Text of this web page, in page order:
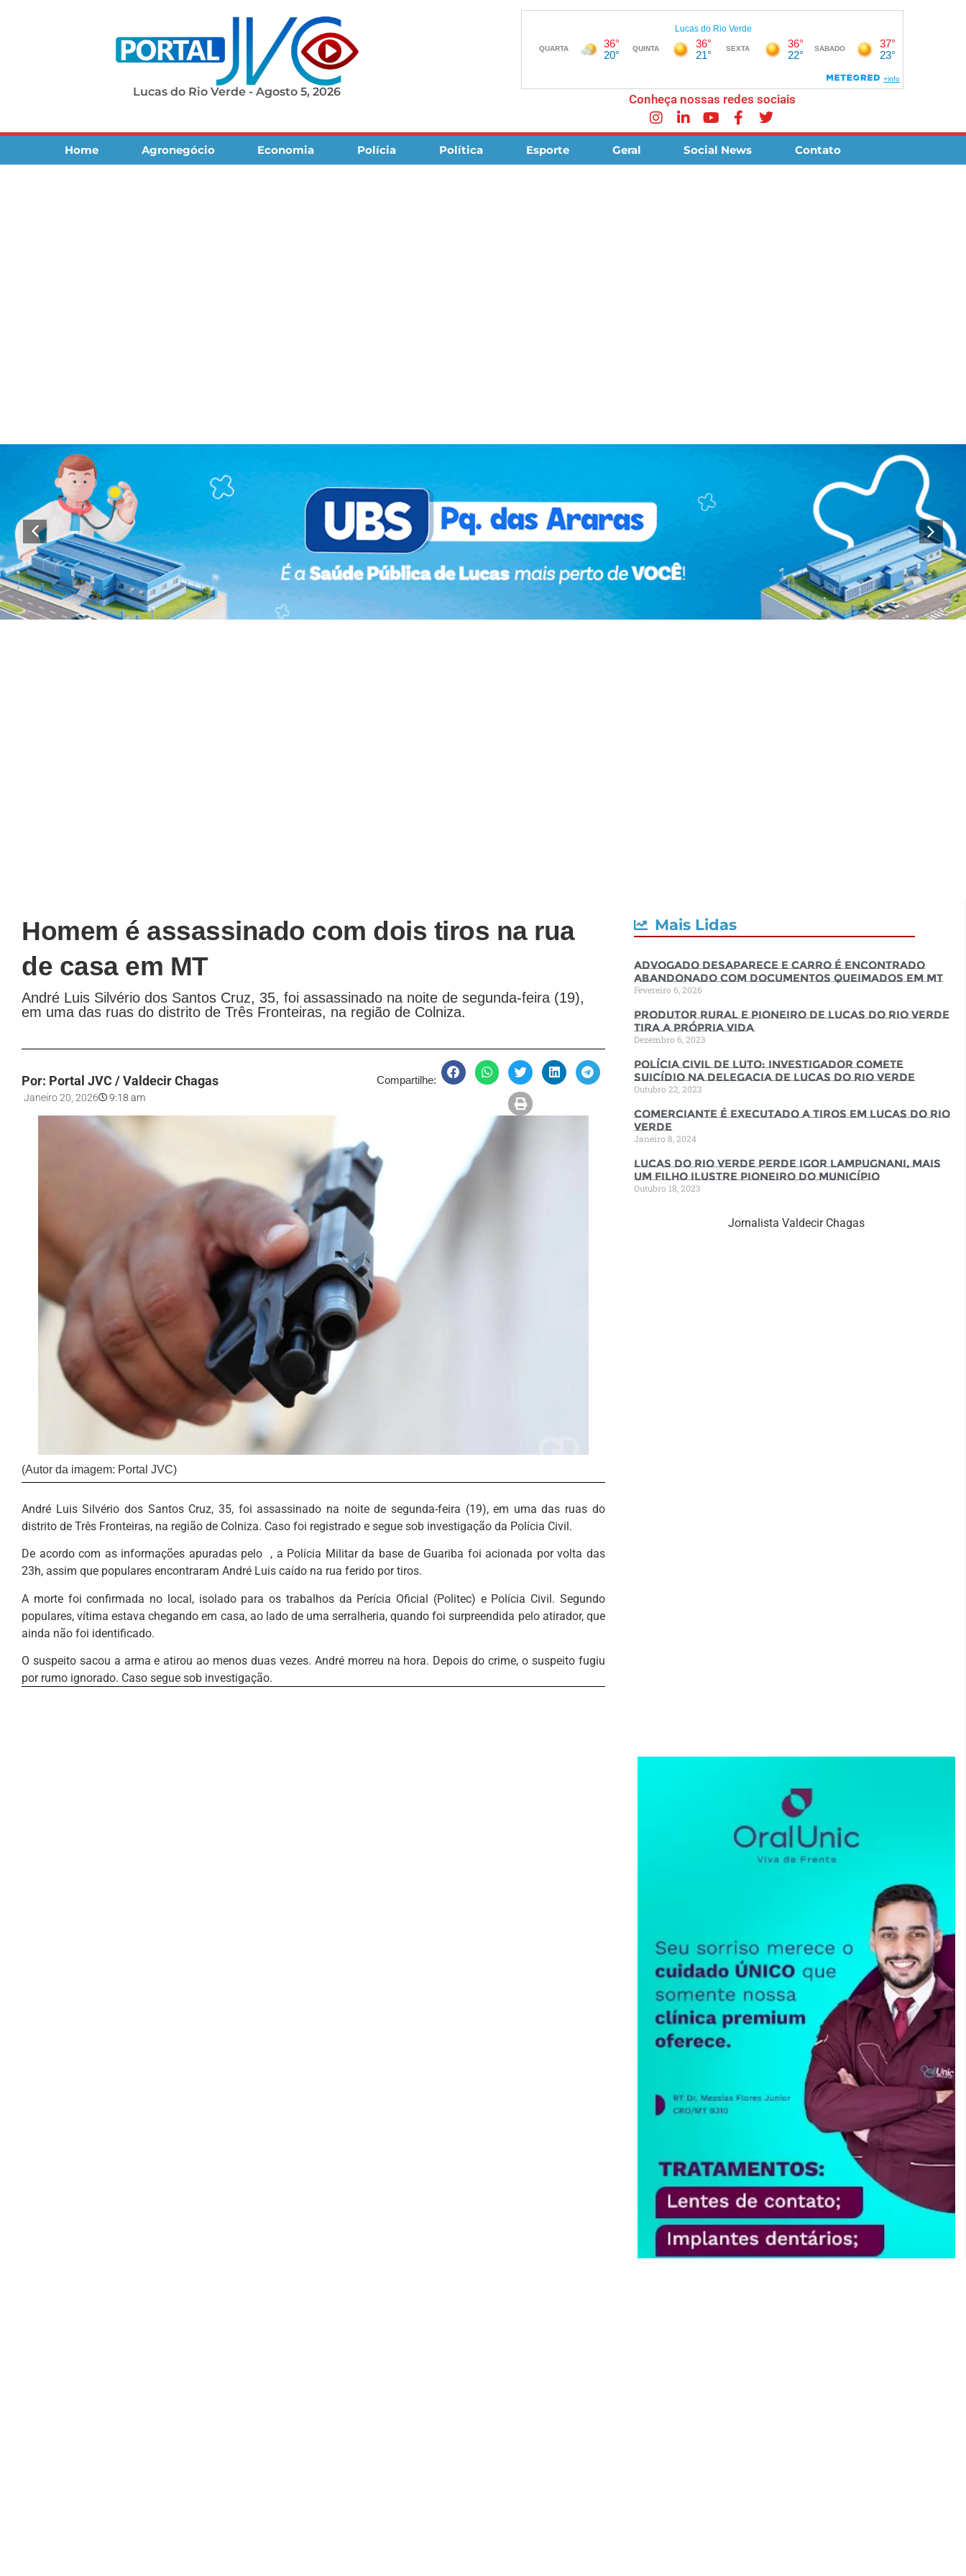
Lucas do Rio Verde - Agosto 5, 2026
Conheça nossas redes sociais
Home Agronegócio Economia Polícia Política Esporte Geral Social News Contato
Homem é assassinado com dois tiros na rua
de casa em MT
André Luis Silvério dos Santos Cruz, 35, foi assassinado na noite de segunda-feira (19),
em uma das ruas do distrito de Três Fronteiras, na região de Colniza.
Por: Portal JVC / Valdecir Chagas
Janeiro 20, 2026 9:18 am
Compartilhe:
(Autor da imagem: Portal JVC)
André Luis Silvério dos Santos Cruz, 35, foi assassinado na noite de segunda-feira (19), em uma das ruas do
distrito de Três Fronteiras, na região de Colniza. Caso foi registrado e segue sob investigação da Polícia Civil.
De acordo com as informações apuradas pelo , a Polícia Militar da base de Guariba foi acionada por volta das
23h, assim que populares encontraram André Luis caído na rua ferido por tiros.
A morte foi confirmada no local, isolado para os trabalhos da Perícia Oficial (Politec) e Polícia Civil. Segundo
populares, vítima estava chegando em casa, ao lado de uma serralheria, quando foi surpreendida pelo atirador, que
ainda não foi identificado.
O suspeito sacou a arma e atirou ao menos duas vezes. André morreu na hora. Depois do crime, o suspeito fugiu
por rumo ignorado. Caso segue sob investigação.
Mais Lidas
Advogado desaparece e carro é encontrado
abandonado com documentos queimados em MT
Fevereiro 6, 2026
Produtor rural e pioneiro de Lucas do Rio Verde
tira a própria vida
Dezembro 6, 2023
Polícia Civil de luto: Investigador comete
suicídio na Delegacia de Lucas do Rio Verde
Outubro 22, 2023
Comerciante é executado a tiros em Lucas do Rio
Verde
Janeiro 8, 2024
Lucas do Rio Verde perde Igor Lampugnani, mais
um filho ilustre pioneiro do município
Outubro 18, 2023
Jornalista Valdecir Chagas